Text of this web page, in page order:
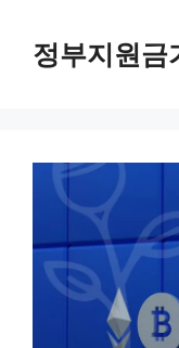
정부지원금